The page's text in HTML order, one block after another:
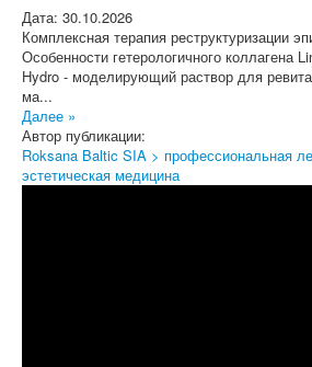
Дата: 30.10.2026
Комплексная терапия реструктуризации
Особенности гетерологичного коллагена
Hydro - моделирующий раствор для
ма...
Далее »
Автор публикации:
Roksana Baltic SIA > профессиональная
эстетическая медицина